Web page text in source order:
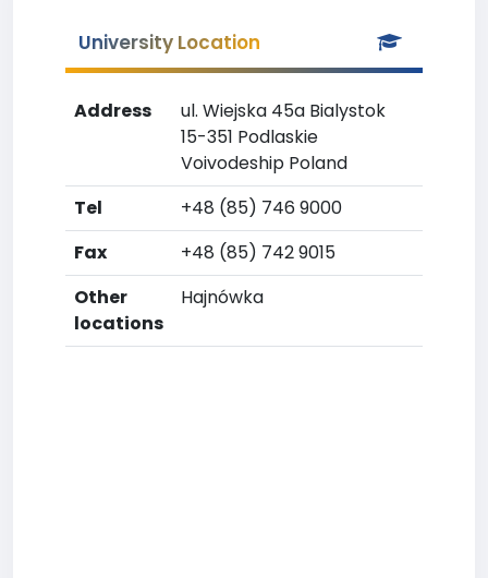
University Location
Address
ul. Wiejska 45a Bialystok
15-351 Podlaskie
Voivodeship Poland
Tel
+48 (85) 746 9000
Fax
+48 (85) 742 9015
Other
locations
Hajnówka